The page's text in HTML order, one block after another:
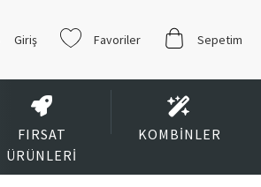
Giriş Favoriler Sepetim
FIRSAT
ÜRÜNLERI
KOMBINLER